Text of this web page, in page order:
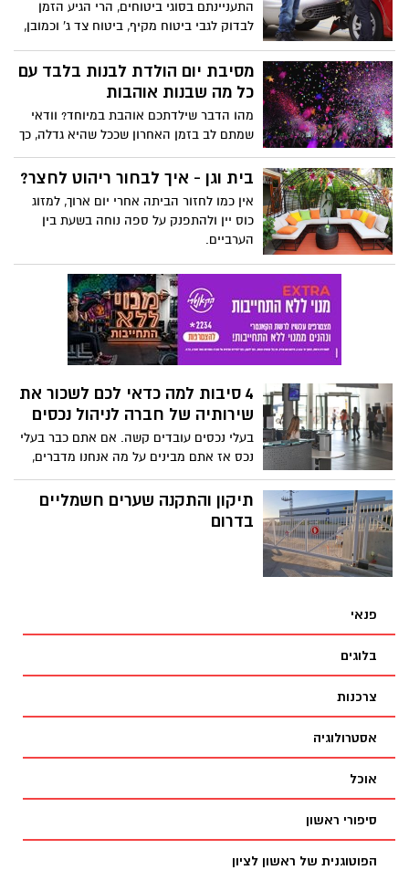
התעניינתם בסוגי ביטוחים, הרי הגיע הזמן
לבדוק לגבי ביטוח מקיף, ביטוח צד ג' וכמובן,
את גובה מחיר הפוליסה? מה כולל ביטוח צד
ג'? – כל אלו הן שאלות נפוצות ובמידה ואתם
תרים אחר ביטוח לרכב, התשובות זמינות לכל
דורש ורוכש פוליסה.
מסיבת יום הולדת לבנות בלבד עם
כל מה שבנות אוהבות
מהו הדבר שילדתכם אוהבת במיוחד? וודאי
שמתם לב בזמן האחרון שככל שהיא גדלה, כך
היא יותר מגלה עניין בכל הדברים שנשים
אוהבות כמו לק, איפור, סרטים ואביזרים יפים
אדום, סגול וגם כמובן אהבה גדולה לנעליים
מכל הסוגים.
בית וגן - איך לבחור ריהוט לחצר?
אין כמו לחזור הביתה אחרי יום ארוך, למזוג
כוס יין ולהתפנק על ספה נוחה בשעת בין
הערביים.
4 סיבות למה כדאי לכם לשכור את
שירותיה של חברה לניהול נכסים
בעלי נכסים עובדים קשה. אם אתם כבר בעלי
נכס אז אתם מבינים על מה אנחנו מדברים,
אם אתם נמצאים רגע לפני כניסה ראשונה
לשוק הנדל"ן המאמר הזה בדיוק בשבילכם.
תיקון והתקנה שערים חשמליים
בדרום
פנאי
בלוגים
צרכנות
אסטרולוגיה
אוכל
סיפורי ראשון
הפוטוגנית של ראשון לציון